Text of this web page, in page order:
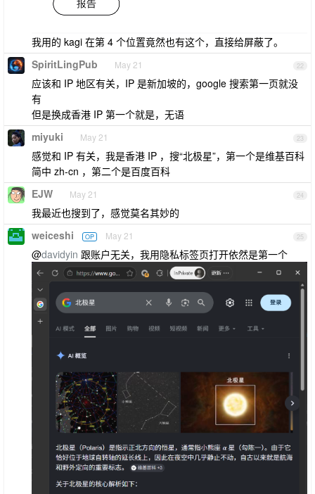
我用的 kagi 在第 4 个位置竟然也有这个，直接给屏蔽了。
22
SpiritLingPub May 21
应该和 IP 地区有关，IP 是新加坡的，google 搜索第一页就没
有
但是换成香港 IP 第一个就是，无语
23
miyuki May 21
感觉和 IP 有关，我是香港 IP ，搜“北极星”，第一个是维基百科
简中 zh-cn ，第二个是百度百科
24
EJW May 21
我最近也搜到了，感觉莫名其妙的
25
weiceshi OP May 21
@davidyin 跟账户无关，我用隐私标签页打开依然是第一个